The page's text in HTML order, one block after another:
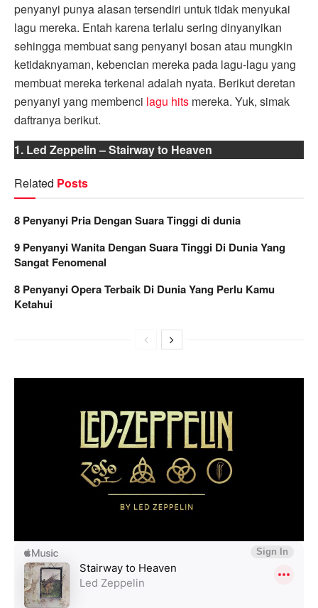
penyanyi punya alasan tersendiri untuk tidak menyukai
lagu mereka. Entah karena terlalu sering dinyanyikan
sehingga membuat sang penyanyi bosan atau mungkin
ketidaknyaman, kebencian mereka pada lagu-lagu yang
membuat mereka terkenal adalah nyata. Berikut deretan
penyanyi yang membenci lagu hits mereka. Yuk, simak
daftranya berikut.
1. Led Zeppelin – Stairway to Heaven
Related Posts
8 Penyanyi Pria Dengan Suara Tinggi di dunia
9 Penyanyi Wanita Dengan Suara Tinggi Di Dunia Yang
Sangat Fenomenal
8 Penyanyi Opera Terbaik Di Dunia Yang Perlu Kamu
Ketahui